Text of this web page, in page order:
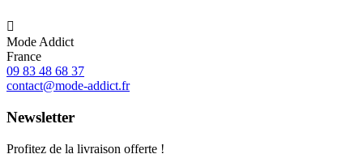

Mode Addict
France
09 83 48 68 37
contact@mode-addict.fr
Newsletter
Profitez de la livraison offerte !